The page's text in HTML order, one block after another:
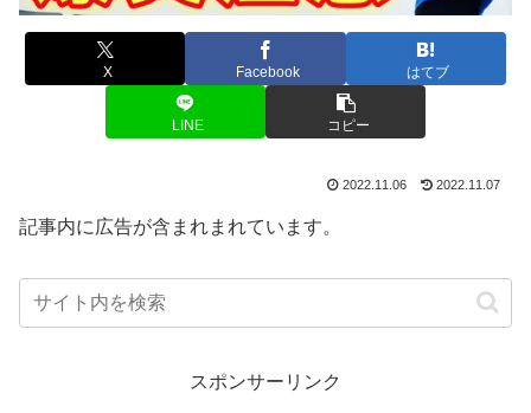
X Facebook はてブ
LINE コピー
2022.11.06 2022.11.07
記事内に広告が含まれまれています。
スポンサーリンク